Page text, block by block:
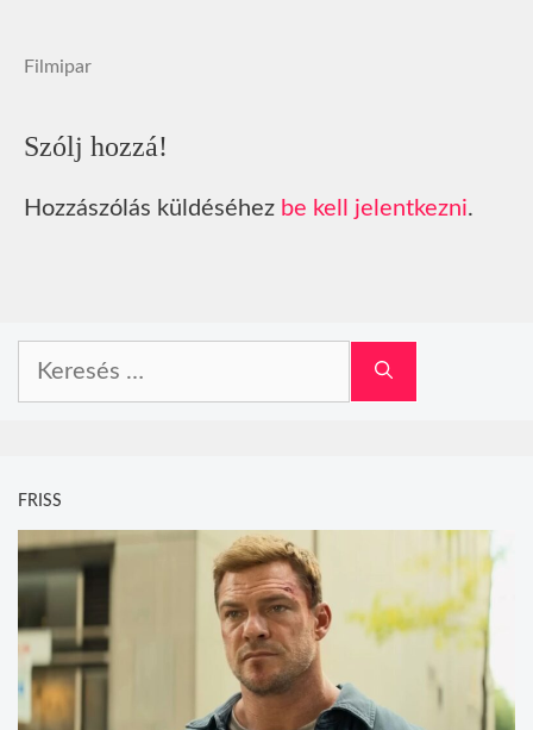
Filmipar
Szólj hozzá!
Hozzászólás küldéséhez be kell jelentkezni.
FRISS